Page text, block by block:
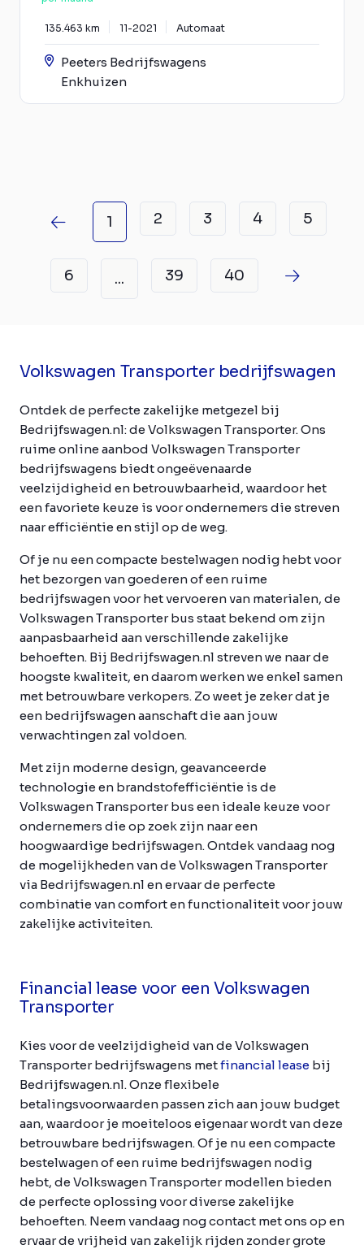
135.463 km 11-2021 Automaat
Peeters Bedrijfswagens
Enkhuizen
1 2 3 4 5
6 ... 39 40
Volkswagen Transporter bedrijfswagen
Ontdek de perfecte zakelijke metgezel bij
Bedrijfswagen.nl: de Volkswagen Transporter. Ons
ruime online aanbod Volkswagen Transporter
bedrijfswagens biedt ongeëvenaarde
veelzijdigheid en betrouwbaarheid, waardoor het
een favoriete keuze is voor ondernemers die streven
naar efficiëntie en stijl op de weg.
Of je nu een compacte bestelwagen nodig hebt voor
het bezorgen van goederen of een ruime
bedrijfswagen voor het vervoeren van materialen, de
Volkswagen Transporter bus staat bekend om zijn
aanpasbaarheid aan verschillende zakelijke
behoeften. Bij Bedrijfswagen.nl streven we naar de
hoogste kwaliteit, en daarom werken we enkel samen
met betrouwbare verkopers. Zo weet je zeker dat je
een bedrijfswagen aanschaft die aan jouw
verwachtingen zal voldoen.
Met zijn moderne design, geavanceerde
technologie en brandstofefficiëntie is de
Volkswagen Transporter bus een ideale keuze voor
ondernemers die op zoek zijn naar een
hoogwaardige bedrijfswagen. Ontdek vandaag nog
de mogelijkheden van de Volkswagen Transporter
via Bedrijfswagen.nl en ervaar de perfecte
combinatie van comfort en functionaliteit voor jouw
zakelijke activiteiten.
Financial lease voor een Volkswagen
Transporter
Kies voor de veelzijdigheid van de Volkswagen
Transporter bedrijfswagens metfinancial lease bij
Bedrijfswagen.nl. Onze flexibele
betalingsvoorwaarden passen zich aan jouw budget
aan, waardoor je moeiteloos eigenaar wordt van deze
betrouwbare bedrijfswagen. Of je nu een compacte
bestelwagen of een ruime bedrijfswagen nodig
hebt, de Volkswagen Transporter modellen bieden
de perfecte oplossing voor diverse zakelijke
behoeften. Neem vandaag nog contact met ons op en
ervaar de vrijheid van zakelijk rijden zonder grote